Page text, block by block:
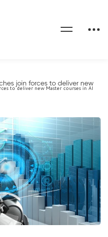
to deliver new Master courses in AI
join forces to deliver new